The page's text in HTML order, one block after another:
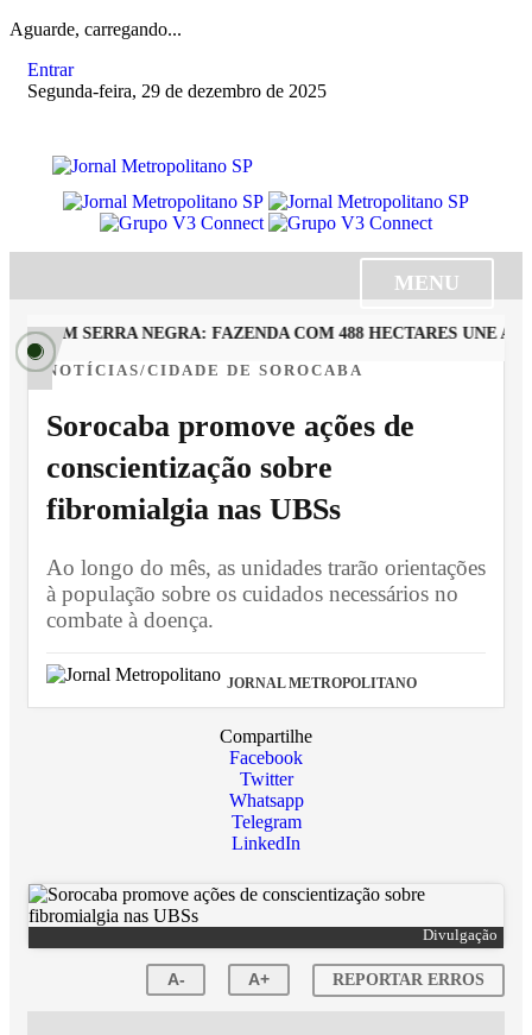
Aguarde, carregando...
Entrar
Segunda-feira, 29 de dezembro de 2025
MENU
EM SERRA NEGRA: FAZENDA COM 488 HECTARES UNE
NOTÍCIAS/CIDADE DE SOROCABA
Sorocaba promove ações de
conscientização sobre
fibromialgia nas UBSs
Ao longo do mês, as unidades trarão orientações
à população sobre os cuidados necessários no
combate à doença.
JORNAL METROPOLITANO
Compartilhe
Facebook
Twitter
Whatsapp
Telegram
LinkedIn
Divulgação
A- A+ REPORTAR ERROS